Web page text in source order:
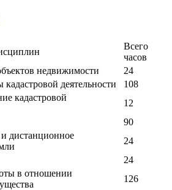
Всего
часов
недвижимости
24
деятельности
108
кадастровой
12
90
дистанционное
24
24
в отношении
126